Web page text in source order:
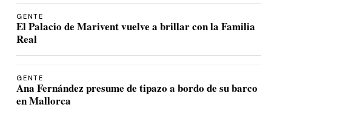
GENTE
El Palacio de Marivent vuelve a brillar con la Familia
Real
GENTE
Ana Fernández presume de tipazo a bordo de su barco
en Mallorca